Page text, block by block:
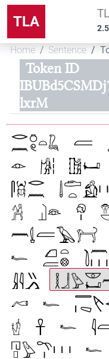
TLA
Home Sentence
Token ID
lxrM